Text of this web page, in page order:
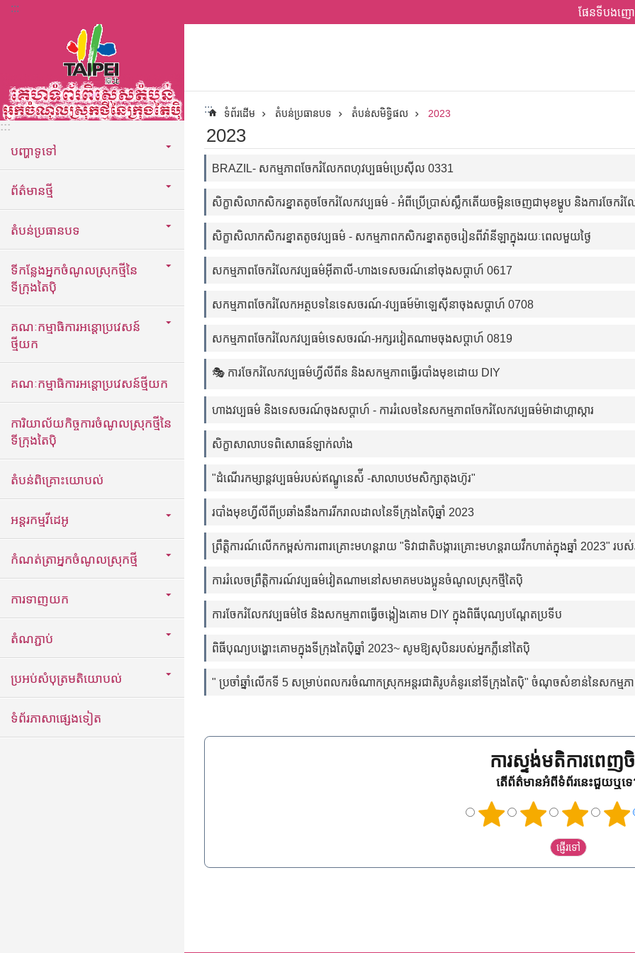
ទៅកាន់មាតិកាប្លុកមាតិកាសំខាន់
::: ផែនទីបងញោ
:::
បញ្ហាទូទៅ
ព័ត៌មានថ្មី
តំបន់ប្រធានបទ
ទីកន្លែងអ្នកចំណូលស្រុកថ្មីនៃ
ទីក្រុងតៃប៉ិ
គណៈកម្មាធិការអន្តោប្រវេសន៍
ថ្មីយក
គណៈកម្មាធិការអន្តោប្រវេសន៍ថ្មីយក
ការិយាល័យកិច្ចការចំណូលស្រុកថ្មីនៃ
ទីក្រុងតៃប៉ិ
តំបន់ពិគ្រោះយោបល់
អន្តរកម្មវីដេអូ
កំណត់ត្រាអ្នកចំណូលស្រុកថ្មី
ការទាញយក
តំណភ្ជាប់
ប្រអប់សំបុត្រមតិយោបល់
ទំព័រភាសាផ្សេងទៀត
::: ទំព័រដើម តំបន់ប្រធានបទ តំបន់សមិទ្ធិផល 2023
2023
BRAZIL- សកម្មភាពចែករំលែកពហុវប្បធម៌ប្រេស៊ីល 0331
សិក្ខាសិលាកសិករខ្នាតតូចចែករំលែកវប្បធម៌ - អំពីប្រើប្រាស់ស្លឹកតើយចម្អិនចេញជាមុខម្ហូប និងការចែករំ
សិក្ខាសិលាកសិករខ្នាតតូចវប្បធម៌ - សកម្មភាពកសិករខ្នាតតូចរៀនពីវ៉ានីឡាក្នុងរយៈពេលមួយថ្ងៃ
សកម្មភាពចែករំលែកវប្បធម៌អ៊ីតាលី-ហាងទេសចរណ៍នៅចុងសប្តាហ៍ 0617
សកម្មភាពចែករំលែកអត្ថបទនៃទេសចរណ៍-វប្បធម៍ម៉ាឡេស៊ីនាចុងសប្តាហ៍ 0708
សកម្មភាពចែករំលែកវប្បធម៌ទេសចរណ៍-អក្សរវៀតណាមចុងសប្តាហ៍ 0819
🎭 ការចែករំលែកវប្បធម៌ហ្វីលីពីន និងសកម្មភាពធ្វើរបាំងមុខដោយ DIY
ហាងវប្បធម៌ និងទេសចរណ៍ចុងសប្តាហ៍ - ការរំលេចនៃសកម្មភាពចែករំលែកវប្បធម៌ម៉ាដាហ្គាស្ការ
សិក្ខាសាលាបទពិសោធន៍ឡាក់លាំង
"ដំណើរកម្សាន្តវប្បធម៌របស់ឥណ្ឌូនេស៉ី -សាលាបឋមសិក្សាតុងហ៊ូរ"
របាំងមុខហ្វីលីពីប្រឆាំងនឹងការរីករាលដាលនៃទីក្រុងតៃប៉ិឆ្នាំ 2023
ព្រឹត្តិការណ៍លើកកម្ពស់ការពារគ្រោះមហន្តរាយ "ទិវាជាតិបង្ការគ្រោះមហន្តរាយវឹកហាត់ក្នុងឆ្នាំ 2023" រប
ការរំលេចព្រឹត្តិការណ៍វប្បធម៌វៀតណាមនៅសមាគមបងប្អូនចំណូលស្រុកថ្មីតៃប៉ិ
ការចែករំលែកវប្បធម៌ថៃ និងសកម្មភាពធ្វើចង្កៀងគោម DIY ក្នុងពិធីបុណ្យបណ្តែតប្រទីប
ពិធីបុណ្យបង្ហោះគោមក្នុងទីក្រុងតៃប៉ិឆ្នាំ 2023~ សូមឱ្យសុបិនរបស់អ្នកភ្លឺនៅតៃប៉ិ
" ប្រចាំឆ្នាំលើកទី 5 សម្រាប់ពលករចំណាកស្រុកអន្តរជាតិរូបគំនូរនៅទីក្រុងតៃប៉ិ" ចំណុចសំខាន់នៃសកម្មភា
ការស្ទង់មតិការពេញចិ
តើព័ត៌មានអំពីទំព័រនេះជួយឬទ